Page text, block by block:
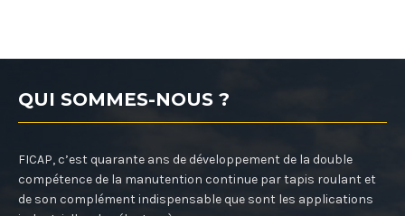
QUI SOMMES-NOUS ?
FICAP, c’est quarante ans de développement de la double
compétence de la manutention continue par tapis roulant et
de son complément indispensable que sont les applications